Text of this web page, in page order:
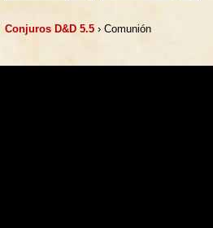
Conjuros D&D 5.5 › Comunión